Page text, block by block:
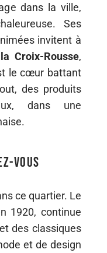
dans la ville,
Ses
invitent à
Croix-Rousse,
le cœur battant
des produits
dans une
vous
ce quartier. Le
1920, continue
des classiques
et de design